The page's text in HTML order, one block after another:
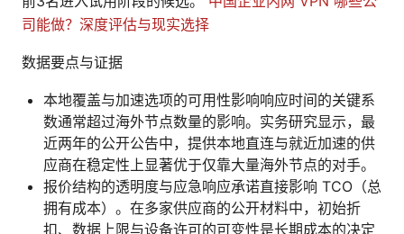
司能做？深度评估与现实选择
数据要点与证据
本地覆盖与加速选项的可用性影响响应时间的关键系
数通常超过海外节点数量的影响。实务研究显示，最
近两年的公开公告中，提供本地直连与就近加速的供
应商在稳定性上显著优于仅靠大量海外节点的对手。
报价结构的透明度与应急响应承诺直接影响 TCO（总
拥有成本）。在多家供应商的公开材料中，初始折
扣、数据上限与设备许可的可变性是长期成本的决定